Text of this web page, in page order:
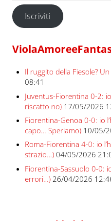
Iscriviti
Il ruggito della Fiesole?
08:41
Juventus-Fiorentina 0-2:
riscatto no) 17/05/2026
Fiorentina-Genoa 0-0: io
capo… Speriamo) 10/05/
Roma-Fiorentina 4-0: io
strazio…) 04/05/2026
Fiorentina-Sassuolo 0-0:
errori…) 26/04/2026